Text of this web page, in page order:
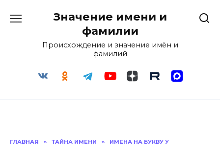
Значение имени и
фамилии
Происхождение и значение имён и
фамилий
ГЛАВНАЯ » ТАЙНА ИМЕНИ » ИМЕНА НА БУКВУ У